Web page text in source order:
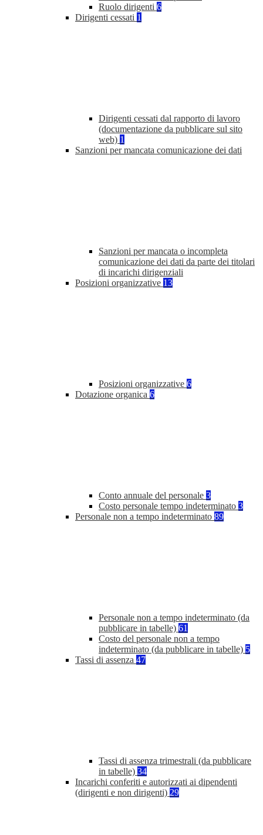
Ruolo dirigenti 6
Dirigenti cessati 1
Dirigenti cessati dal rapporto di lavoro
(documentazione da pubblicare sul sito
web) 1
Sanzioni per mancata comunicazione dei dati
Sanzioni per mancata o incompleta
comunicazione dei dati da parte dei titolari
di incarichi dirigenziali
Posizioni organizzative 13
Posizioni organizzative 6
Dotazione organica 6
Conto annuale del personale 3
Costo personale tempo indeterminato 3
Personale non a tempo indeterminato 89
Personale non a tempo indeterminato (da
pubblicare in tabelle) 61
Costo del personale non a tempo
indeterminato (da pubblicare in tabelle) 5
Tassi di assenza 47
Tassi di assenza trimestrali (da pubblicare
in tabelle) 34
Incarichi conferiti e autorizzati ai dipendenti
(dirigenti e non dirigenti) 29